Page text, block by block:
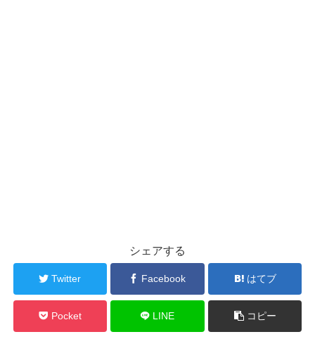
シェアする
Twitter Facebook はてブ
Pocket LINE コピー